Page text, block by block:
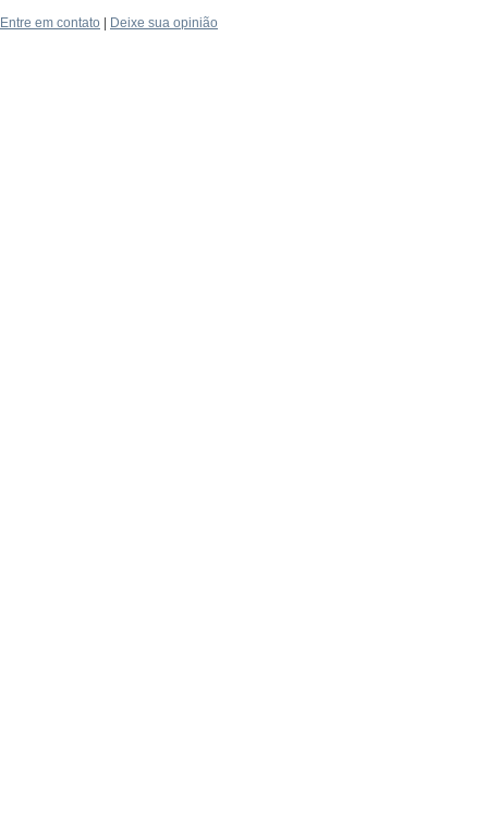
Entre em contato Deixe sua opinião